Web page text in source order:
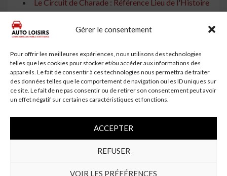
Gérer le consentement
Pour offrir les meilleures expériences, nous utilisons des technologies
telles que les cookies pour stocker et/ou accéder aux informations des
appareils. Le fait de consentir à ces technologies nous permettra de traiter
des données telles que le comportement de navigation ou les ID uniques sur
ce site. Le fait de ne pas consentir ou de retirer son consentement peut avoir
un effet négatif sur certaines caractéristiques et fonctions.
ACCEPTER
REFUSER
VOIR LES PRÉFÉRENCES
Le Circuit de Charade : Référence Lieu de l'Histoire
Automobile par la FFVE
Voitures Spéciales en Hommage à Lionel Bellina
remonter la pente à Perros-Guirec
Mercedes-Benz célèbre 140 ans d'histoire
automobile à Bruxelles
Martin et Lotus
Automobile Incontournable